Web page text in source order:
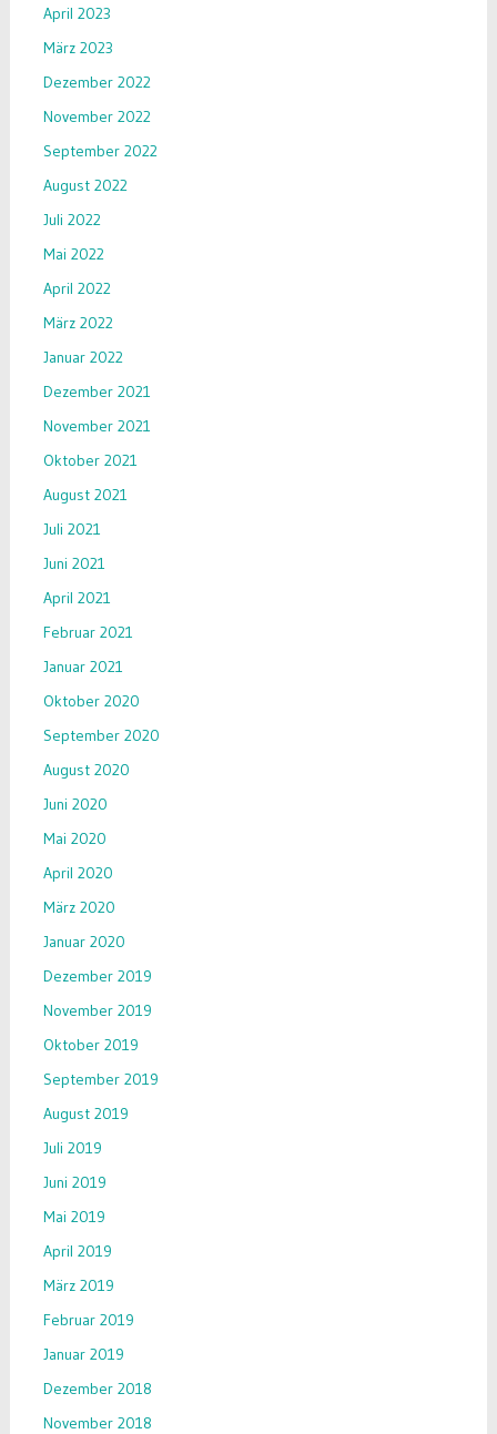
April 2023
März 2023
Dezember 2022
November 2022
September 2022
August 2022
Juli 2022
Mai 2022
April 2022
März 2022
Januar 2022
Dezember 2021
November 2021
Oktober 2021
August 2021
Juli 2021
Juni 2021
April 2021
Februar 2021
Januar 2021
Oktober 2020
September 2020
August 2020
Juni 2020
Mai 2020
April 2020
März 2020
Januar 2020
Dezember 2019
November 2019
Oktober 2019
September 2019
August 2019
Juli 2019
Juni 2019
Mai 2019
April 2019
März 2019
Februar 2019
Januar 2019
Dezember 2018
November 2018